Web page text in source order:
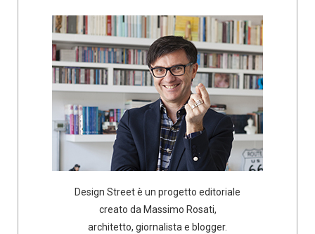
Design Street è un progetto editoriale
creato da Massimo Rosati,
architetto, giornalista e blogger.